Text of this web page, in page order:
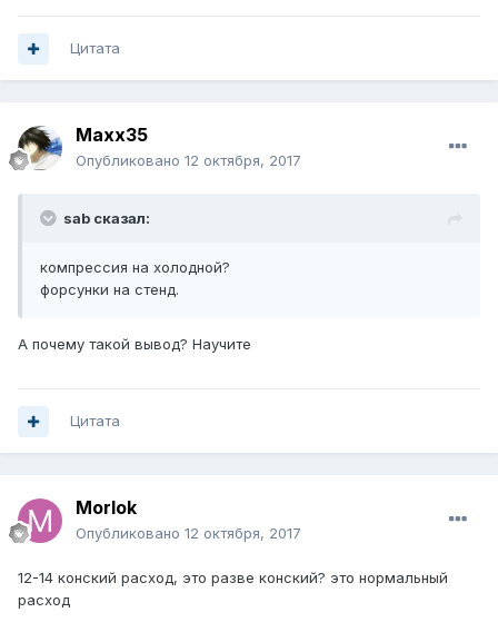
Цитата
Maxx35
Опубликовано 12 октября, 2017
sab сказал:
компрессия на холодной?
форсунки на стенд.
А почему такой вывод? Научите
Цитата
Morlok
Опубликовано 12 октября, 2017
12-14 конский расход, это разве конский? это нормальный
расход